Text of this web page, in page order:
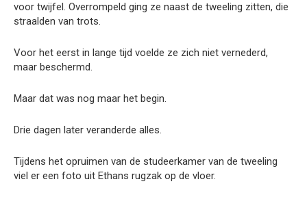
voor twijfel. Overrompeld ging ze naast de tweeling zitten, die
straalden van trots.
Voor het eerst in lange tijd voelde ze zich niet vernederd,
maar beschermd.
Maar dat was nog maar het begin.
Drie dagen later veranderde alles.
Tijdens het opruimen van de studeerkamer van de tweeling
viel er een foto uit Ethans rugzak op de vloer.